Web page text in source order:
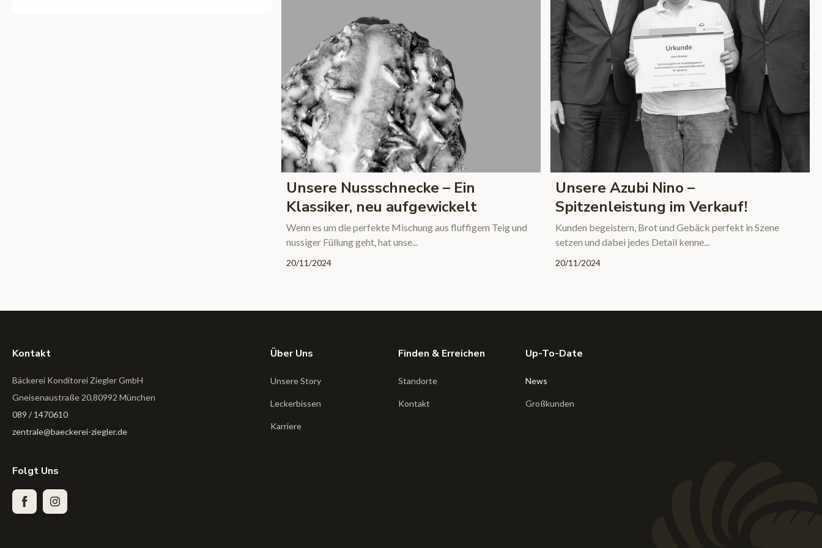
Unsere Nussschnecke – Ein
Klassiker, neu aufgewickelt
Wenn es um die perfekte Mischung aus fluffigem Teig und
nussiger Füllung geht, hat unse...
20/11/2024
Unsere Azubi Nino –
Spitzenleistung im Verkauf!
Kunden begeistern, Brot und Gebäck perfekt in Szene
setzen und dabei jedes Detail kenne...
20/11/2024
Kontakt
Bäckerei Konditorei Ziegler GmbH
Gneisenaustraße 20,80992 München
089 / 1470610
zentrale@baeckerei-ziegler.de
Folgt Uns
Facebook Instagram
Über Uns
Unsere Story
Leckerbissen
Karriere
Finden & Erreichen
Standorte
Kontakt
Up-To-Date
News
Großkunden